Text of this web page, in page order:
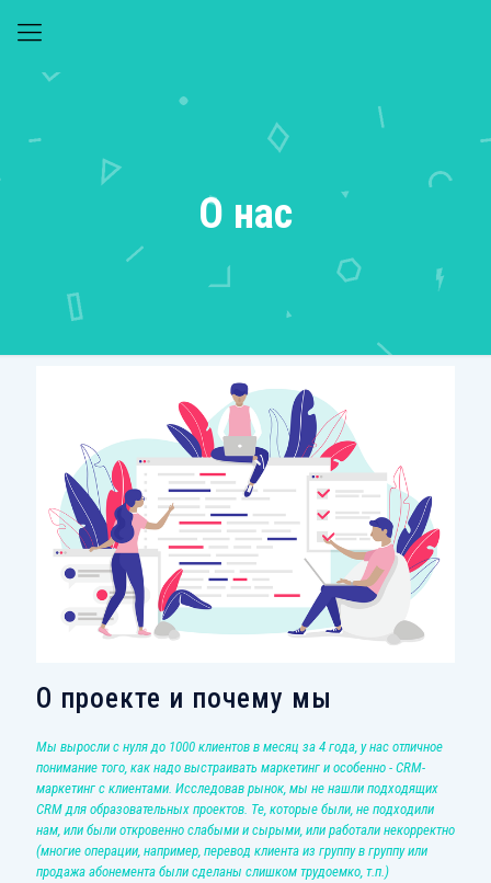
О нас
О проекте и почему мы
Мы выросли с нуля до 1000 клиентов в месяц за 4 года, у нас отличное
понимание того, как надо выстраивать маркетинг и особенно - CRM-
маркетинг с клиентами. Исследовав рынок, мы не нашли подходящих
CRM для образовательных проектов. Те, которые были, не подходили
нам, или были откровенно слабыми и сырыми, или работали некорректно
(многие операции, например, перевод клиента из группу в группу или
продажа абонемента были сделаны слишком трудоемко, т.п.)